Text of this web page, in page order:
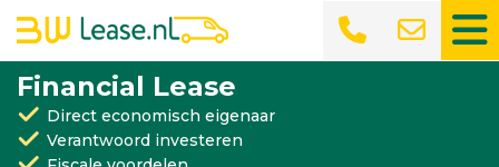
Financial Lease
Direct economisch eigenaar
Verantwoord investeren